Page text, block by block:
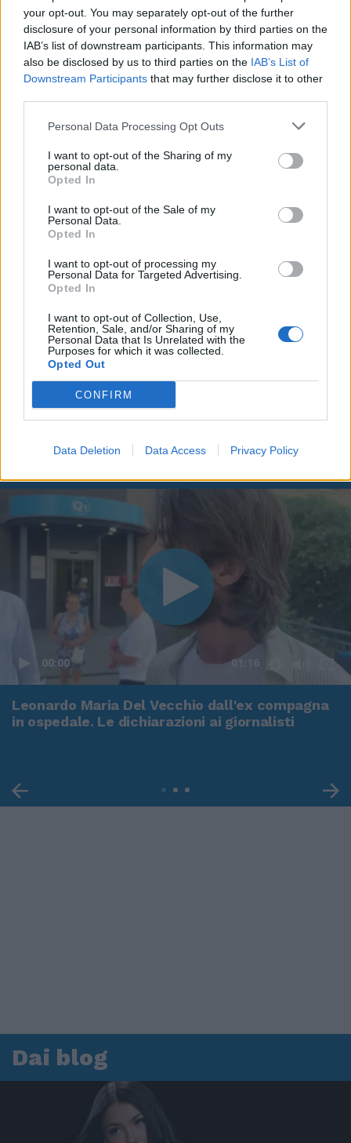
your opt-out. You may separately opt-out of the further
disclosure of your personal information by third parties on the
IAB’s list of downstream participants. This information may
also be disclosed by us to third parties on the IAB’s List of
Downstream Participants that may further disclose it to other
Personal Data Processing Opt Outs
I want to opt-out of the Sharing of my
personal data.
Opted In
I want to opt-out of the Sale of my
Personal Data.
Opted In
I want to opt-out of processing my
Personal Data for Targeted Advertising.
Opted In
I want to opt-out of Collection, Use,
Retention, Sale, and/or Sharing of my
Personal Data that Is Unrelated with the
Purposes for which it was collected.
Opted Out
CONFIRM
Data Deletion Data Access Privacy Policy
00:00 01:16
Leonardo Maria Del Vecchio dall'ex compagna
in ospedale. Le dichiarazioni ai giornalisti
Dai blog